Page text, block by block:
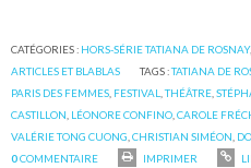
CATÉGORIES : HORS-SÉRIE TATIANA DE ROSNAY,
ARTICLES ET BLABLAS
TAGS :TATIANA DE
PARIS DES FEMMES FESTIVAL ,THÉÂTRE ,
CASTILLON LÉONORE CONFINO ,CAROLE
VALÉRIE TONG CUONG ,CHRISTIAN SIMÉON
0COMMENTAIRE IMPRIMER